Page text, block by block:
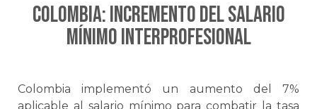
Colombia: Incremento del salario
mínimo interprofesional
Colombia implementó un aumento del 7%
aplicable al salario mínimo para combatir la tasa